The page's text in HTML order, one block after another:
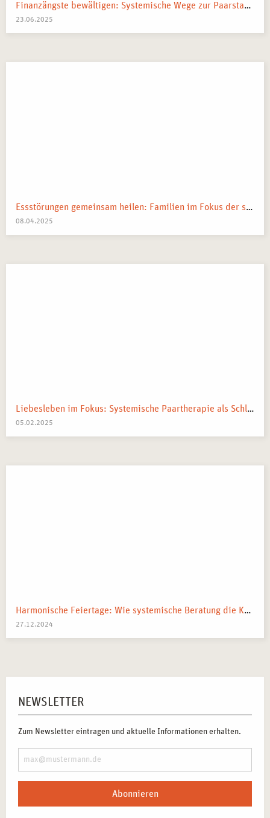
Finanzängste bewältigen: Systemische Wege zur Paarstabilität
23.06.2025
Essstörungen gemeinsam heilen: Familien im Fokus der systemischen Therapie
08.04.2025
Liebesleben im Fokus: Systemische Paartherapie als Schlüssel zur besseren Beziehung
05.02.2025
Harmonische Feiertage: Wie systemische Beratung die Kommunikation in der Familie stärkt
27.12.2024
NEWSLETTER
Zum Newsletter eintragen und aktuelle Informationen erhalten.
Abonnieren